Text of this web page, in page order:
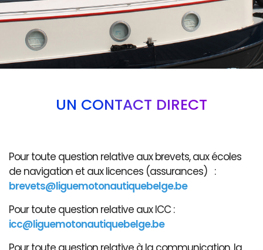
UN CONTACT DIRECT
Pour toute question relative aux brevets, aux écoles
de navigation et aux licences (assurances) :
brevets@liguemotonautiquebelge.be
Pour toute question relative aux ICC :
icc@liguemotonautiquebelge.be